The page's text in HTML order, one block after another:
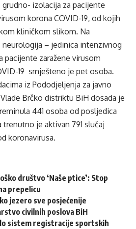
izolacija za pacijente
korona COVID-19, od kojih
kliničkom slikom. Na
– jedinica intenzivnog
pacijente zaražene virusom
19 smješteno je pet osoba.
iz Pododjeljenja za javno
Brčko distriktu BiH dosada je
441 osoba od posljedica
trenutno je aktivan 791 slučaj
koronavirusa.
društvo ‘Naše ptice’: Stop
prepelicu
jezero sve posjećenije
civilnih poslova BiH
sistem registracije sportskih